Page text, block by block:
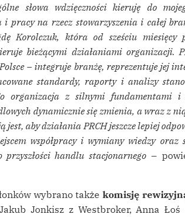
słowa wdzięczności kieruję do
pracy na rzecz stowarzyszenia i całej
Korolczuk, która od sześciu miesięcy
bieżącymi działaniami organizacji.
– integruje branżę, reprezentuje jej
standardy, raporty i analizy
organizacja z silnymi fundamentami i
dynamicznie się zmienia, a wraz z
jest, aby działania PRCH jeszcze lepiej
współpracy i wymiany wiedzy oraz
przyszłości handlu stacjonarnego–
wybrano także komisję
Jonkisz z Westbroker, Anna Łoś